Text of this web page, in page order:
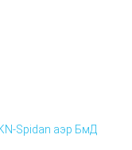
Spidan аэр БмД